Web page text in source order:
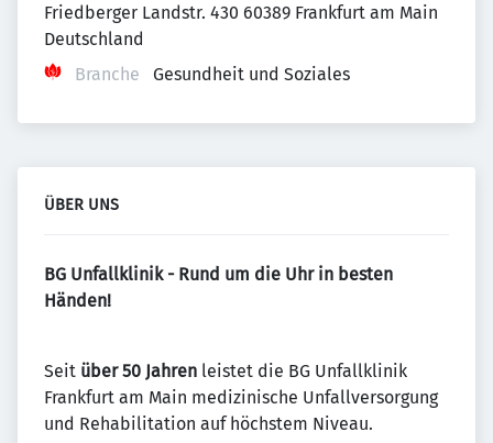
Friedberger Landstr. 430 60389 Frankfurt am Main
Deutschland
Branche
Gesundheit und Soziales
ÜBER UNS
BG Unfallklinik - Rund um die Uhr in besten
Händen!
Seit über 50 Jahren leistet die BG Unfallklinik
Frankfurt am Main medizinische Unfallversorgung
und Rehabilitation auf höchstem Niveau.